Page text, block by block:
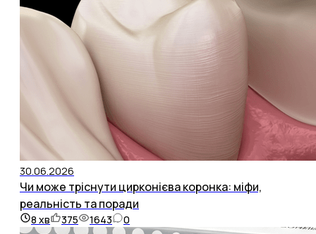
30.06.2026
Чи може тріснути цирконієва коронка: міфи,
реальність та поради
8 хв 375 1643 0